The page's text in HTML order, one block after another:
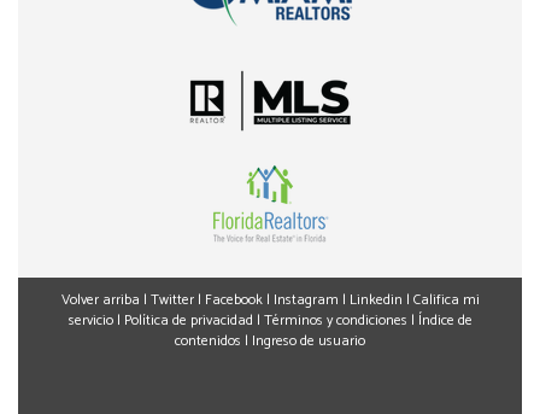
Volver arriba | Twitter| Facebook| Instagram | Linkedin | Califica mi
servicio| Política de privacidad | Términos y condiciones | Índice de
contenidos | Ingreso de usuario